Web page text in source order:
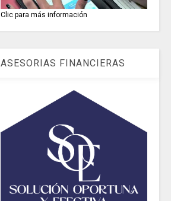
Clic para más información
ASESORIAS FINANCIERAS